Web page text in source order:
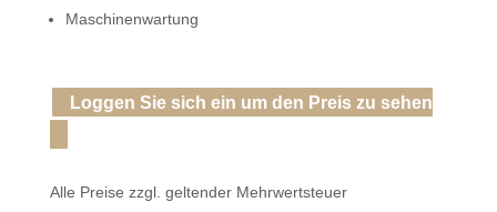
Maschinenwartung
Loggen Sie sich ein um den Preis zu sehen
Alle Preise zzgl. geltender Mehrwertsteuer